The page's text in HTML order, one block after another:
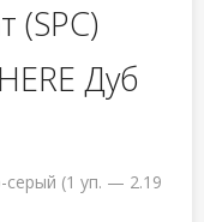
Дуб
серый (1 уп. — 2.19